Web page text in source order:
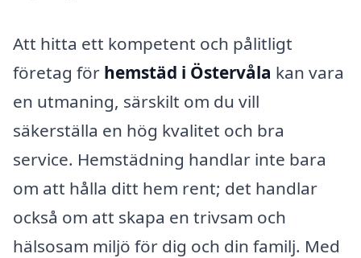
Att hitta ett kompetent och pålitligt
företag för hemstäd i Östervåla kan vara
en utmaning, särskilt om du vill
säkerställa en hög kvalitet och bra
service. Hemstädning handlar inte bara
om att hålla ditt hem rent; det handlar
också om att skapa en trivsam och
hälsosam miljö för dig och din familj. Med